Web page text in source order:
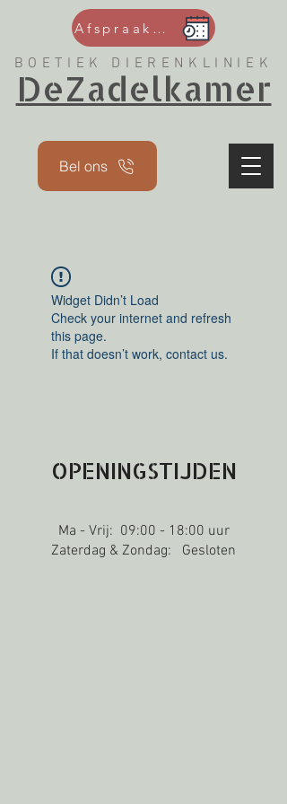
Bel ons
DeZadelkamer
BOETIEK DIERENKLINIEK
Afspraak maken
Widget Didn’t Load
Check your internet and refresh
this page.
If that doesn’t work, contact us.
OPENINGSTIJDEN
Ma - Vrij: 09:00 - 18:00 uur
Zaterdag & Zondag: Gesloten